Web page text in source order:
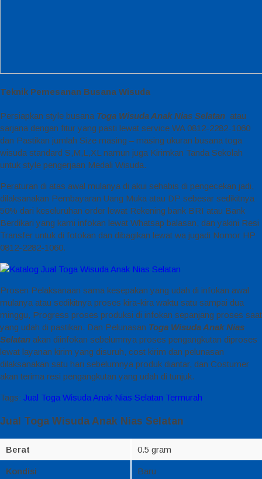
Teknik Pemesanan Busana Wisuda
Persiapkan style busana Toga Wisuda Anak Nias Selatan atau
sarjana dengan fitur yang pasti lewat service WA 0812-2282-1060
dan Pastikan jumlah Size masing – masing ukuran busana toga
wisuda standard S,M,L,XL namun juga Kirimkan Tanda Sekolah
untuk style pengerjaan Medali Wisuda.
Peraturan di atas awal mulanya di akui sehabis di pengecekan jadi,
dilaksanakan Pembayaran Uang Muka atau DP sebesar sedikitnya
50% dari keseluruhan order lewat Rekening bank BRI atau Bank
Berdikari yang kami infokan lewat Whatsap balasan, dan yakini Resi
Transfer untuk di fotokan dan dibagikan lewat wa jugadi Nomor HP
0812-2282-1060.
Prosen Pelaksanaan sama kesepakan yang udah di infokan awal
mulanya atau sedikitnya proses kira-kira waktu satu sampai dua
minggu, Progress proses produksi di infokan sepanjang proses saat
yang udah di pastikan. Dan Pelunasan Toga Wisuda Anak Nias
Selatan akan diinfokan sebelumnya proses pengangkutan diproses
lewat layanan kirim yang disuruh, cost kirim dan pelunasan
dilaksanakan satu hari sebelumnya produk diantar, dan Costumer
akan terima resi pengangkutan yang udah di tunjuk.
Tags: Jual Toga Wisuda Anak Nias Selatan Termurah
Jual Toga Wisuda Anak Nias Selatan
Berat 0.5 gram
Kondisi Baru